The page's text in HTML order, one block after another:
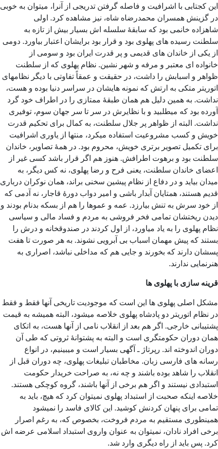
این کجتابی با اشرافیت و فاصله گرفتن تدریجی از آنرا، میتوان به خوبی
در گزینش همسران محمدرضاه شاه، نیز مشاهده کرد. اولی
شاهزاده خانمی بود که سابقۀ سلسله اش بسیار بیش از تازه به
سلطنت رسیده های پهلوی بود و قرار بود برایشان اعتبار بیاورد. دومی
از یکی از خاندان های قدیمی و پر قدرت ایران بود و سومی از
خانواده ای معتبر و مرفه و شهر نشین. نظام پهلوی که از سلطنت
ظواهر و اسبابش را داشت، در حقیقت و عمقاً تفاوتی با دیگر نظامهای
اتوریتر متکی به ارتش که نمونه هایشان در سراسر دنیا بوده و هست،
نداشت. به همین دلیل هم همان طبقۀ ممتازی را در اطراف خود گرد
آورده بود که میطلبید و با نظایرش در سر تا سر جهان سوم، توفیری
نداشت. البته از ظواهر پر جلال سلطنت، به کمال برای تحکیم قدرت
خویش و کسب مشروعیت استفاده میکرد، منتها از یاوری اشرافیت
برای تکمیل تصویر برتری خویش، محروم بود. در همۀ تصاویر، خاندان
سلطنت بود و برهوت اطرافش. هنوز هم اگر قرار باشد کسی غیر از
اعضای خاندان سلطنت، یعنی فرح و رضا پهلوی، نه کس دیگر، به
میدان بیاید و در دفاع از نظام پیشین سخنی براند، همان نوکران درباری
قدیم هستند، همتایان آبدار باشی و امیر دواب دورۀ قاجار، نه آدمی که
از خود سرش به تنش بیارزد. عمه و عموها را هم از بسکه بدنام بودند و
دیدن ریختشان تمامی فخر فروشی به مردم و فساد مالی و سیاسی
نظام پهلوی را به یاد میاورد، از اول کردند در صندوقخانه و درش را
بستند که پیش مهمان اسباب بی آبرویی نشوند. به هر صورت تا هفت
پسشان دارند که بخورند و جایی هم که مداخلی نباشد، اصراری به
هنرنمایی ندارند.
قرینه سازی با پهلوی ها
مشکل اصلی پهلوی ها این است که موجودیت تاریخی آنها فقط و فقط
در نظام اتوریتر دو پادشاه پهلوی خلاصه میشود، البته همیشه به قیمت
پشتیبانی خارجی. اگر هم بعد از انقلاب نامی از آنها هست، به اتکای
همان دوران حکومتگری است و البته به پشتوانۀ ثروتی که طی آن
دوران اندوخته اند. رپرتاژ ـ آگهی بسیار است و میبینیم، در انواع
رسانه های فارسی زبان. مخاطبان تبلیغات پهلوی، چه دوران قبل از
انقلاب را شاهد بوده باشند و چه نه، به صراحت خریدار حکومت
استبدادی نیستند و اگر هم برخی از آنها باشند، گروه کوچکی هستند.
خلاصه اینکه صحبت از استبداد پهلوی نمیتوان کرد که هیچ، باید به
تمامی برای پنهان کردنش کوشید. این کالای فاسد را نمیشود
همینطوری مستقیم به مردم فروخت، بخصوص که، به رغم اصرار
برخی افراد نادان، نمیتوان به عنوان واروی استبداد اسلامی عرضه اش
کرد. پس باید از راه دیگری وارد شد.